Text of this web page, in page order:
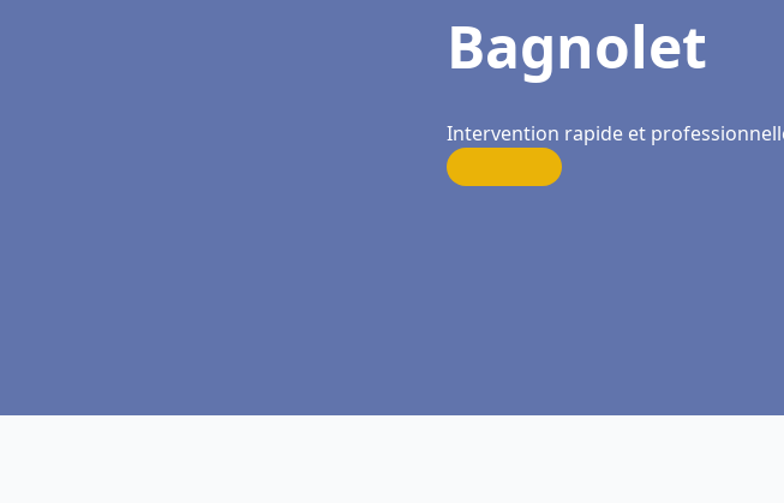
Bagnolet
Intervention rapide et